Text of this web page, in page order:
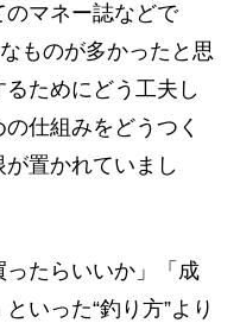
マネー誌などで
ものが多かったと思
ためにどう工夫し
仕組みをどうつく
置かれていまし
たらいいか」「成
いった“釣り方”より